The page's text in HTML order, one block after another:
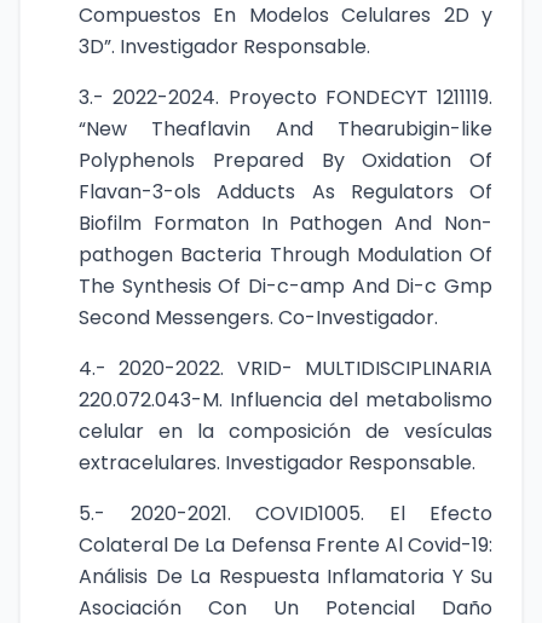
Compuestos En Modelos Celulares 2D y
3D”. Investigador Responsable.
3.- 2022-2024. Proyecto FONDECYT 1211119.
“New Theaflavin And Thearubigin-like
Polyphenols Prepared By Oxidation Of
Flavan-3-ols Adducts As Regulators Of
Biofilm Formaton In Pathogen And Non-
pathogen Bacteria Through Modulation Of
The Synthesis Of Di-c-amp And Di-c Gmp
Second Messengers. Co-Investigador.
4.- 2020-2022. VRID- MULTIDISCIPLINARIA
220.072.043-M. Influencia del metabolismo
celular en la composición de vesículas
extracelulares. Investigador Responsable.
5.- 2020-2021. COVID1005. El Efecto
Colateral De La Defensa Frente Al Covid-19:
Análisis De La Respuesta Inflamatoria Y Su
Asociación Con Un Potencial Daño